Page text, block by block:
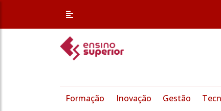
Formação Inovação Gestão